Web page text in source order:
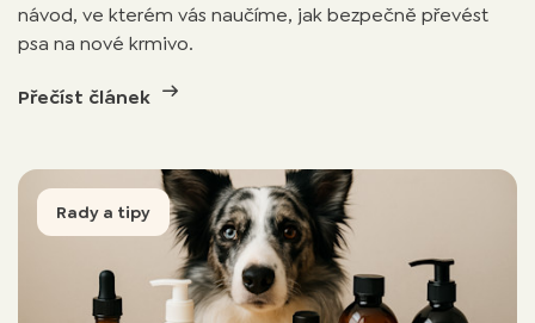
návod, ve kterém vás naučíme, jak bezpečně převést
psa na nové krmivo.
Přečíst článek
Rady a tipy